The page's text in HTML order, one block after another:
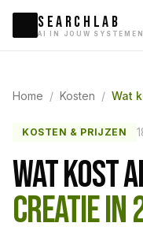
SEARCHLAB
AI IN JOUW SYSTEMEN
Home / Kosten / Wat
KOSTEN & PRIJZEN
WAT KOST
CREATIE